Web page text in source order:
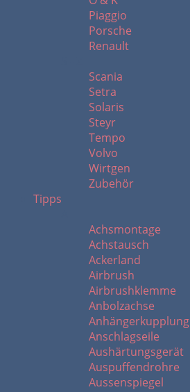
Piaggio
Porsche
Renault
Scania
Setra
Solaris
Steyr
Tempo
Volvo
Wirtgen
Zubehör
Tipps
Achsmontage
Achstausch
Ackerland
Airbrush
Airbrushklemme
Anbolzachse
Anhängerkupplung
Anschlagseile
Aushärtungsgerät
Auspuffendrohre
Aussenspiegel